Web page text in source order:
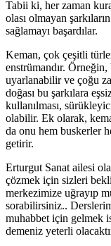
Tabii ki, her zaman
olası olmayan
sağlamayı başardılar.
Keman, çok çeşitli
enstrümandır.
uyarlanabilir ve çoğu
doğası bu şarkılara
kullanılması,
olabilir. Ek olarak,
da onu hem buskerler
getirir.
Erturgut Sanat ailesi
çözmek için sizleri
merkezimize uğrayıp
sorabilirsiniz..
muhabbet için gelmek
demeniz yeterli